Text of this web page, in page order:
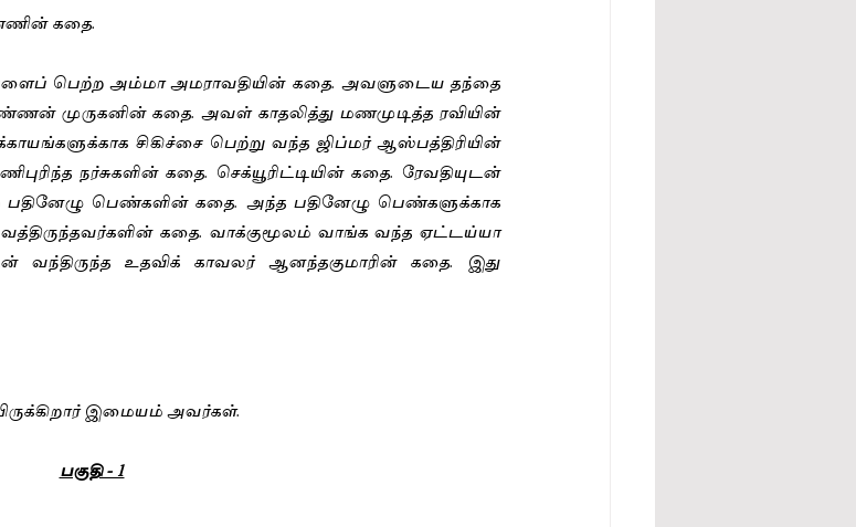
கதை.
பெற்ற அம்மா அமராவதியின் கதை. அவளுடைய தந்தை
முருகனின் கதை. அவள் காதலித்து மணமுடித்த ரவியின்
சிகிச்சை பெற்று வந்த ஜிப்மர் ஆஸ்பத்திரியின்
நர்சுகளின் கதை. செக்யூரிட்டியின் கதை. ரேவதியுடன்
பதினேழு பெண்களின் கதை. அந்த பதினேழு பெண்களுக்காக
கதை. வாக்குமூலம் வாங்க வந்த ஏட்டய்யா
உதவிக் காவலர் ஆனந்தகுமாரின் கதை. இது
இமையம் அவர்கள்.
பகுதி - 1